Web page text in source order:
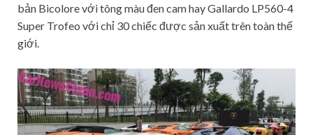
bản Bicolore với tông màu đen cam hay Gallardo LP560-4
Super Trofeo với chỉ 30 chiếc được sản xuất trên toàn thế
giới.